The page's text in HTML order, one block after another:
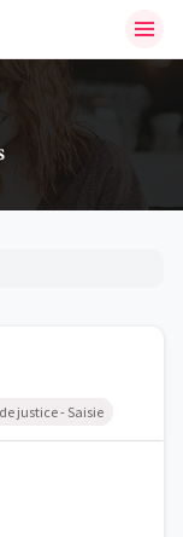
justice - Saisie